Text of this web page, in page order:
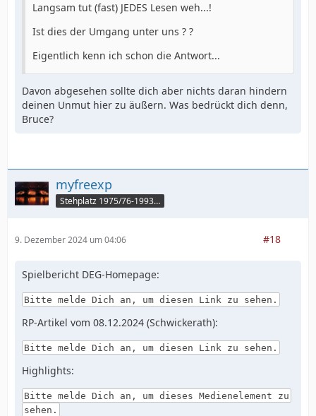
Langsam tut (fast) JEDES Lesen weh...!
Ist dies der Umgang unter uns ? ?
Eigentlich kenn ich schon die Antwort...
Davon abgesehen sollte dich aber nichts daran hindern
deinen Unmut hier zu äußern. Was bedrückt dich denn,
Bruce?
myfreexp
Stehplatz 1975/76-1993/94
9. Dezember 2024 um 04:06 #18
Spielbericht DEG-Homepage:
Bitte melde Dich an, um diesen Link zu sehen.
RP-Artikel vom 08.12.2024 (Schwickerath):
Bitte melde Dich an, um diesen Link zu sehen.
Highlights:
Bitte melde Dich an, um dieses Medienelement zu
sehen.